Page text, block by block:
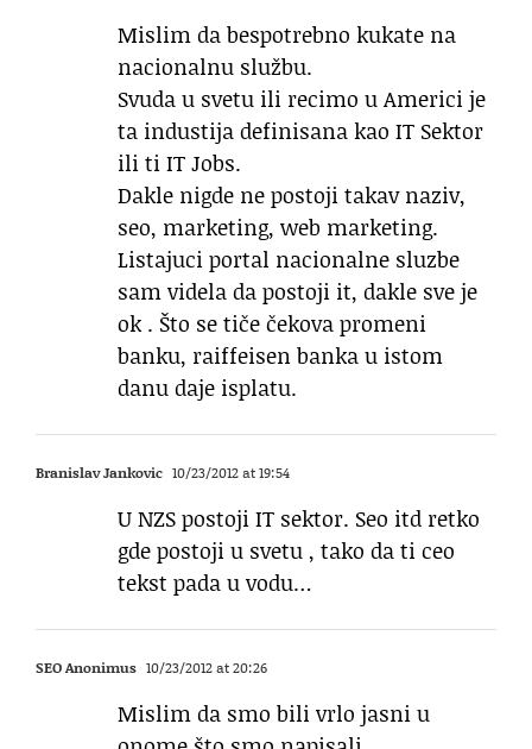
Mislim da bespotrebno kukate na
nacionalnu službu.
Svuda u svetu ili recimo u Americi je
ta industija definisana kao IT Sektor
ili ti IT Jobs.
Dakle nigde ne postoji takav naziv,
seo, marketing, web marketing.
Listajuci portal nacionalne sluzbe
sam videla da postoji it, dakle sve je
ok . Što se tiče čekova promeni
banku, raiffeisen banka u istom
danu daje isplatu.
Branislav Jankovic 10/23/2012 at 19:54
U NZS postoji IT sektor. Seo itd retko
gde postoji u svetu , tako da ti ceo
tekst pada u vodu…
SEO Anonimus 10/23/2012 at 20:26
Mislim da smo bili vrlo jasni u